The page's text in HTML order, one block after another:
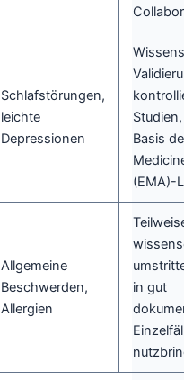
Schlafstörungen,
leichte
Depressionen
Basis
(EMA)-
Allgemeine
Beschwerden,
Allergien
in gut